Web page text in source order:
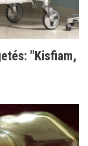
"Kisfiam,